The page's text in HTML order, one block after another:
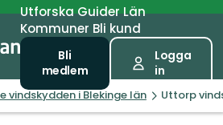
UtforskaGuiderLän
Kommuner Bli kund
Bli
medlem
Logga
in
vindskydden i Blekinge län Uttorp